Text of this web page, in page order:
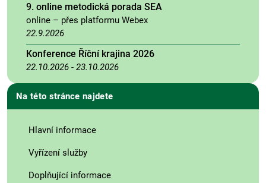
9. online metodická porada SEA
online – přes platformu Webex
22.9.2026
Konference Říční krajina 2026
22.10.2026 - 23.10.2026
Na této stránce najdete
Hlavní informace
Vyřízení služby
Doplňující informace